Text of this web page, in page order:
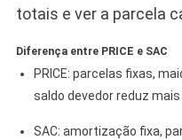
totais e ver a parcela
Diferença entre PRICE e SAC
PRICE: parcelas fixas,
saldo devedor reduz mais
SAC: amortização fixa,